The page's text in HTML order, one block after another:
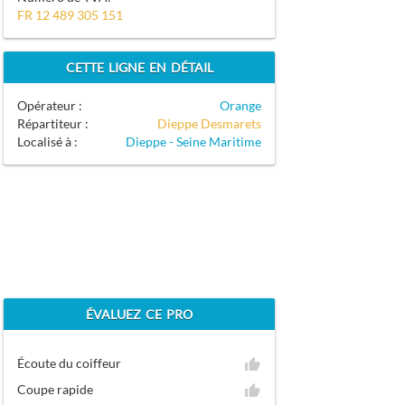
FR 12 489 305 151
CETTE LIGNE EN DÉTAIL
Opérateur :
Orange
Répartiteur :
Dieppe Desmarets
Localisé à :
Dieppe - Seine Maritime
ÉVALUEZ CE PRO
Écoute du coiffeur
Coupe rapide